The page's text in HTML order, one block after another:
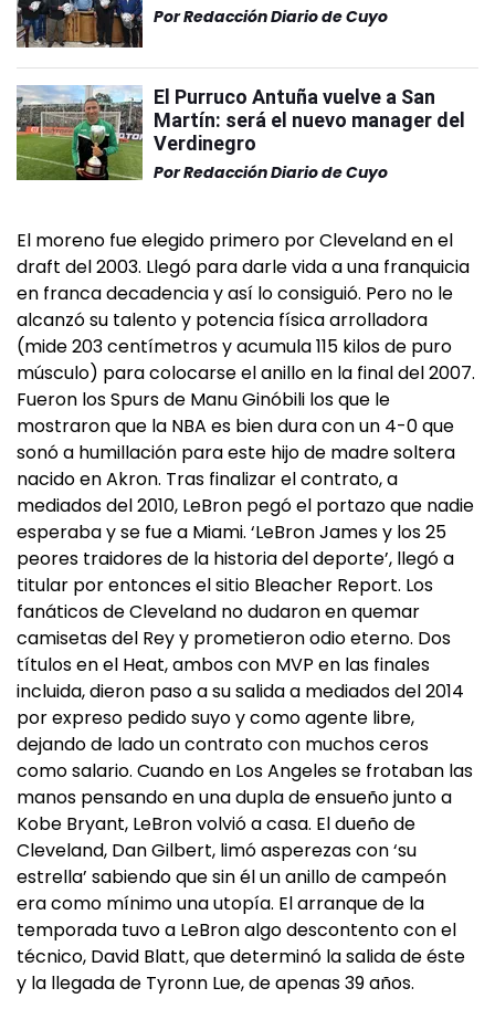
PorRedacción Diario de Cuyo
El Purruco Antuña vuelve a San
Martín: será el nuevo manager del
Verdinegro
PorRedacción Diario de Cuyo
El moreno fue elegido primero por Cleveland en el
draft del 2003. Llegó para darle vida a una franquicia
en franca decadencia y así lo consiguió. Pero no le
alcanzó su talento y potencia física arrolladora
(mide 203 centímetros y acumula 115 kilos de puro
músculo) para colocarse el anillo en la final del 2007.
Fueron los Spurs de Manu Ginóbili los que le
mostraron que la NBA es bien dura con un 4-0 que
sonó a humillación para este hijo de madre soltera
nacido en Akron. Tras finalizar el contrato, a
mediados del 2010, LeBron pegó el portazo que nadie
esperaba y se fue a Miami. ‘LeBron James y los 25
peores traidores de la historia del deporte’, llegó a
titular por entonces el sitio Bleacher Report. Los
fanáticos de Cleveland no dudaron en quemar
camisetas del Rey y prometieron odio eterno. Dos
títulos en el Heat, ambos con MVP en las finales
incluida, dieron paso a su salida a mediados del 2014
por expreso pedido suyo y como agente libre,
dejando de lado un contrato con muchos ceros
como salario. Cuando en Los Angeles se frotaban las
manos pensando en una dupla de ensueño junto a
Kobe Bryant, LeBron volvió a casa. El dueño de
Cleveland, Dan Gilbert, limó asperezas con ‘su
estrella’ sabiendo que sin él un anillo de campeón
era como mínimo una utopía. El arranque de la
temporada tuvo a LeBron algo descontento con el
técnico, David Blatt, que determinó la salida de éste
y la llegada de Tyronn Lue, de apenas 39 años.